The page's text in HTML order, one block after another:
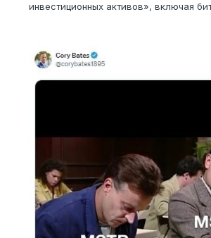
инвестиционных активов», включая